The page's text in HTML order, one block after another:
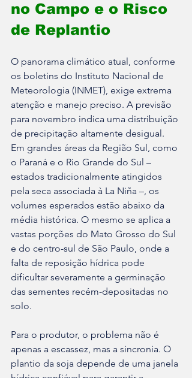
no Campo e o Risco
de Replantio
O panorama climático atual, conforme
os boletins do Instituto Nacional de
Meteorologia (INMET), exige extrema
atenção e manejo preciso. A previsão
para novembro indica uma distribuição
de precipitação altamente desigual.
Em grandes áreas da Região Sul, como
o Paraná e o Rio Grande do Sul –
estados tradicionalmente atingidos
pela seca associada à La Niña –, os
volumes esperados estão abaixo da
média histórica. O mesmo se aplica a
vastas porções do Mato Grosso do Sul
e do centro-sul de São Paulo, onde a
falta de reposição hídrica pode
dificultar severamente a germinação
das sementes recém-depositadas no
solo.
Para o produtor, o problema não é
apenas a escassez, mas a sincronia. O
plantio da soja depende de uma janela